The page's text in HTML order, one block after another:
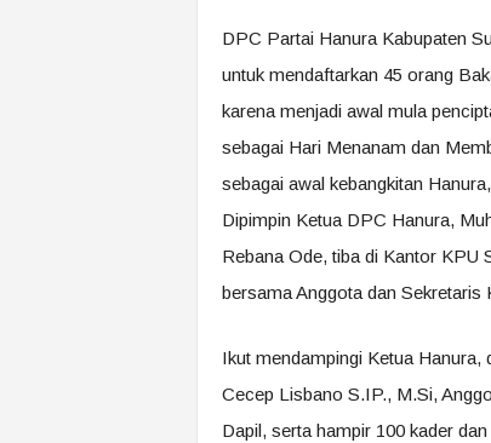
DPC Partai Hanura Kabupaten
untuk mendaftarkan 45 orang
karena menjadi awal mula
sebagai Hari Menanam dan
sebagai awal kebangkitan
Dipimpin Ketua DPC Hanura,
Rebana Ode, tiba di Kantor KPU
bersama Anggota dan Sekretaris
Ikut mendampingi Ketua
Cecep Lisbano S.IP., M.Si,
Dapil, serta hampir 100 kader